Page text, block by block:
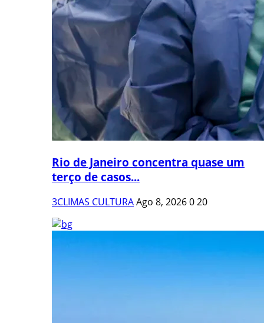
Rio de Janeiro concentra quase um
terço de casos...
3CLIMAS CULTURAAgo 8, 2026020